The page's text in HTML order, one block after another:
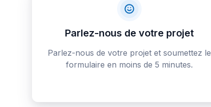
Parlez-nous de votre projet
Parlez-nous de votre projet et soumettez le
formulaire en moins de 5 minutes.